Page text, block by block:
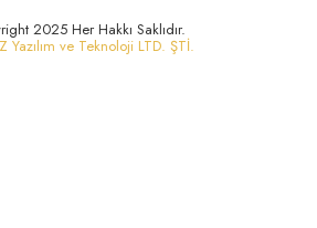
2025 Her Hakkı Saklıdır.
Yazılım ve Teknoloji LTD. ŞTİ.